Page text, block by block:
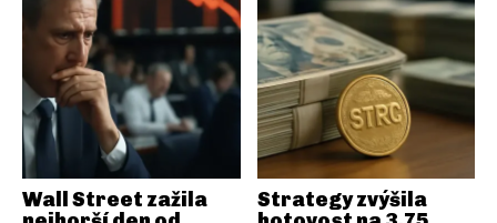
Wall Street zažila
Strategy zvýšila